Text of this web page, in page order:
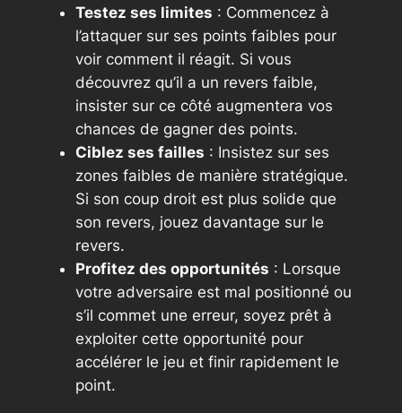
Testez ses limites : Commencez à
l’attaquer sur ses points faibles pour
voir comment il réagit. Si vous
découvrez qu’il a un revers faible,
insister sur ce côté augmentera vos
chances de gagner des points.
Ciblez ses failles : Insistez sur ses
zones faibles de manière stratégique.
Si son coup droit est plus solide que
son revers, jouez davantage sur le
revers.
Profitez des opportunités : Lorsque
votre adversaire est mal positionné ou
s’il commet une erreur, soyez prêt à
exploiter cette opportunité pour
accélérer le jeu et finir rapidement le
point.